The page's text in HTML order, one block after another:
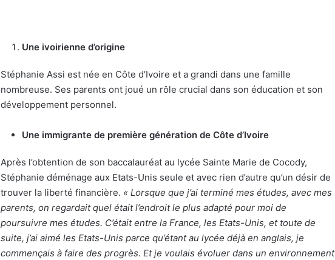
Une ivoirienne d’origine
Stéphanie Assi est née en Côte d’Ivoire et a grandi dans une famille
nombreuse. Ses parents ont joué un rôle crucial dans son éducation et son
développement personnel.
Une immigrante de première génération de Côte d’Ivoire
Après l’obtention de son baccalauréat au lycée Sainte Marie de Cocody,
Stéphanie déménage aux Etats-Unis seule et avec rien d’autre qu’un désir de
trouver la liberté financière. « Lorsque que j’ai terminé mes études, avec mes
parents, on regardait quel était l’endroit le plus adapté pour moi de
poursuivre mes études. C’était entre la France, les Etats-Unis, et toute de
suite, j’ai aimé les Etats-Unis parce qu’étant au lycée déjà en anglais, je
commençais à faire des progrès. Et je voulais évoluer dans un environnement